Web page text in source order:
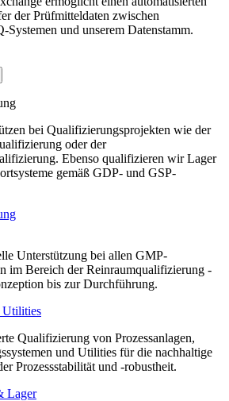
der Prüfmitteldaten zwischen
und unserem Datenstamm.
bei Qualifizierungsprojekten wie der
oder der
Ebenso qualifizieren wir Lager
gemäß GDP- und GSP-
Unterstützung bei allen GMP-
im Bereich der Reinraumqualifizierung -
bis zur Durchführung.
Qualifizierung von Prozessanlagen,
und Utilities für die nachhaltige
Prozessstabilität und -robustheit.
Lager